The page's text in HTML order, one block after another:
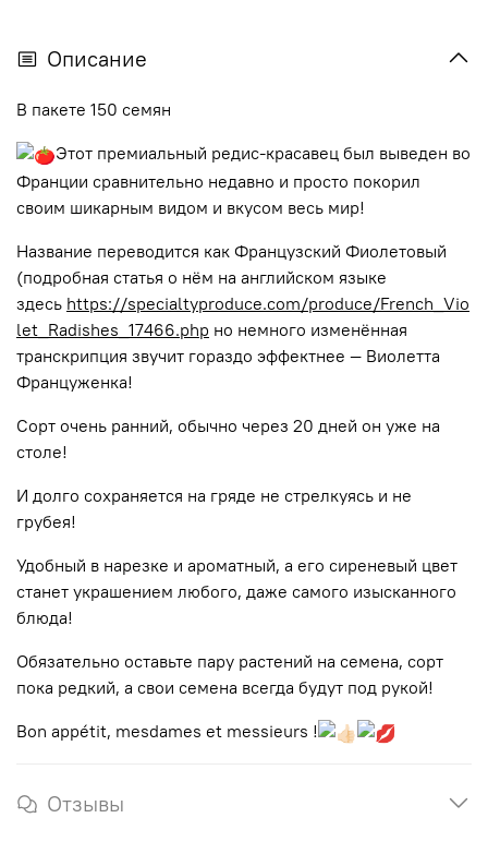
Описание
В пакете 150 семян
Этот премиальный редис-красавец был выведен во
Франции сравнительно недавно и просто покорил
своим шикарным видом и вкусом весь мир!
Название переводится как Французский Фиолетовый
(подробная статья о нём на английском языке
здесь https://specialtyproduce.com/produce/French_Vio
let_Radishes_17466.php но немного изменённая
транскрипция звучит гораздо эффектнее — Виолетта
Француженка!
Сорт очень ранний, обычно через 20 дней он уже на
столе!
И долго сохраняется на гряде не стрелкуясь и не
грубея!
Удобный в нарезке и ароматный, а его сиреневый цвет
станет украшением любого, даже самого изысканного
блюда!
Обязательно оставьте пару растений на семена, сорт
пока редкий, а свои семена всегда будут под рукой!
Bon appétit, mesdames et messieurs !
Отзывы